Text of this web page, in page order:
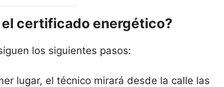
certificado energético?
los siguientes pasos:
lugar, el técnico mirará desde la calle las